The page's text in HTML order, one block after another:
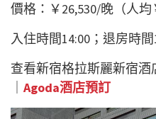
價格：￥26,530/晚（人均
入住時間14:00；退房時間
查看新宿格拉斯麗新宿酒
Agoda酒店預訂